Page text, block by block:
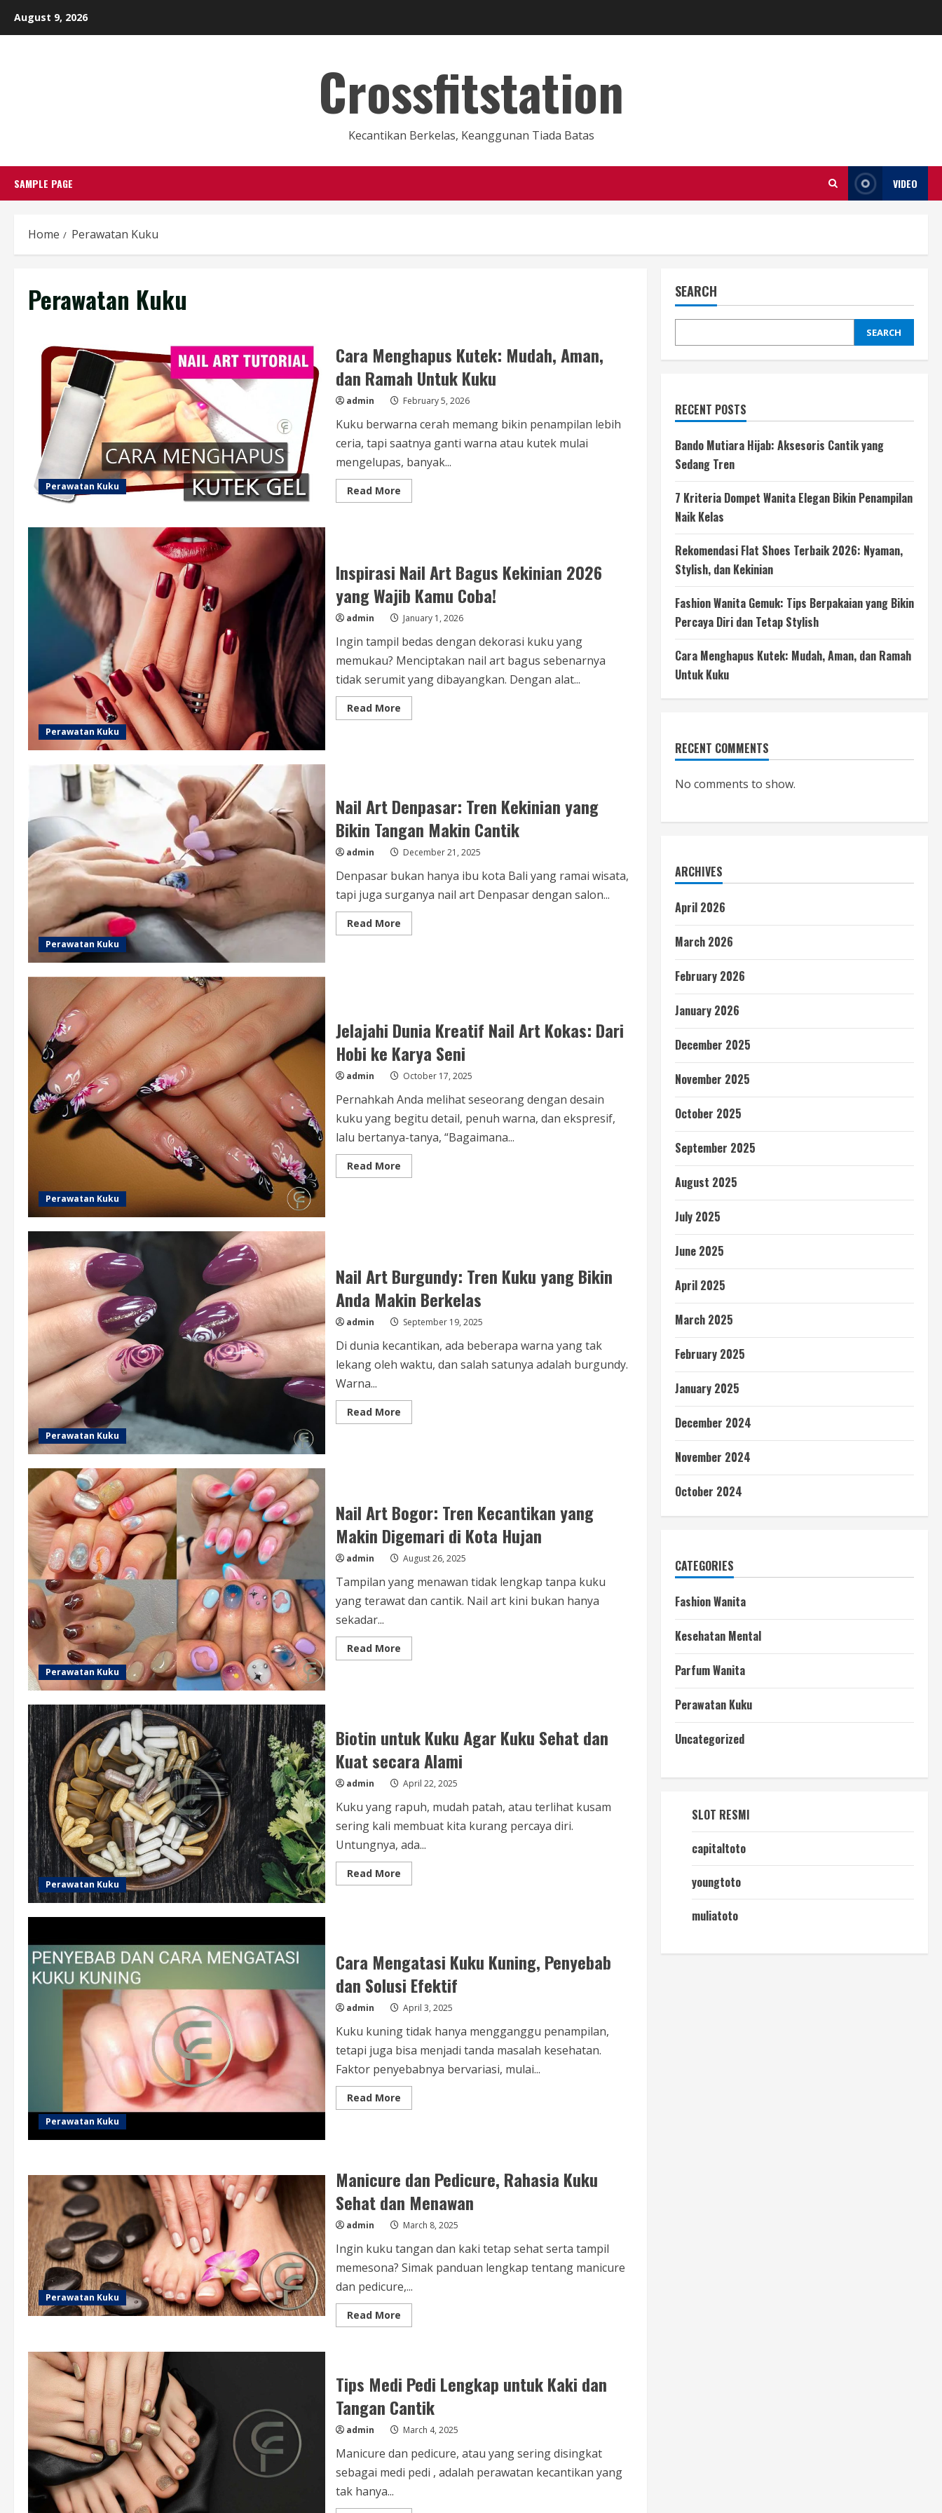
August 9, 2026
Crossfitstation
Kecantikan Berkelas, Keanggunan Tiada Batas
SAMPLE PAGE VIDEO
Home Perawatan Kuku
Perawatan Kuku
Perawatan Kuku
Cara Menghapus Kutek: Mudah, Aman,
dan Ramah Untuk Kuku
admin February 5, 2026
Kuku berwarna cerah memang bikin penampilan lebih
ceria, tapi saatnya ganti warna atau kutek mulai
mengelupas, banyak...
Read MoreRead
more
dan
Ramah
Untuk
Kuku
Perawatan Kuku
Inspirasi Nail Art Bagus Kekinian 2026
yang Wajib Kamu Coba!
admin January 1, 2026
Ingin tampil bedas dengan dekorasi kuku yang
memukau? Menciptakan nail art bagus sebenarnya
tidak serumit yang dibayangkan. Dengan alat...
Read MoreRead
more
Wajib
Kamu
Coba!
Perawatan Kuku
Nail Art Denpasar: Tren Kekinian yang
Bikin Tangan Makin Cantik
admin December 21, 2025
Denpasar bukan hanya ibu kota Bali yang ramai wisata,
tapi juga surganya nail art Denpasar dengan salon...
Read MoreRead
more
Makin
Cantik
Perawatan Kuku
Jelajahi Dunia Kreatif Nail Art Kokas: Dari
Hobi ke Karya Seni
admin October 17, 2025
Pernahkah Anda melihat seseorang dengan desain
kuku yang begitu detail, penuh warna, dan ekspresif,
lalu bertanya-tanya, “Bagaimana...
Read MoreRead
more
ke
Karya
Seni
Perawatan Kuku
Nail Art Burgundy: Tren Kuku yang Bikin
Anda Makin Berkelas
admin September 19, 2025
Di dunia kecantikan, ada beberapa warna yang tak
lekang oleh waktu, dan salah satunya adalah burgundy.
Warna...
Read MoreRead
more
Anda
Makin
Berkelas
Perawatan Kuku
Nail Art Bogor: Tren Kecantikan yang
Makin Digemari di Kota Hujan
admin August 26, 2025
Tampilan yang menawan tidak lengkap tanpa kuku
yang terawat dan cantik. Nail art kini bukan hanya
sekadar...
Read MoreRead
more
Makin
Digemari
di
Kota
Perawatan Kuku
Biotin untuk Kuku Agar Kuku Sehat dan
Kuat secara Alami
admin April 22, 2025
Kuku yang rapuh, mudah patah, atau terlihat kusam
sering kali membuat kita kurang percaya diri.
Untungnya, ada...
Read MoreRead
more
dan
Kuat
secara
Alami
Perawatan Kuku
Cara Mengatasi Kuku Kuning, Penyebab
dan Solusi Efektif
admin April 3, 2025
Kuku kuning tidak hanya mengganggu penampilan,
tetapi juga bisa menjadi tanda masalah kesehatan.
Faktor penyebabnya bervariasi, mulai...
Read MoreRead
more
dan
Solusi
Efektif
Perawatan Kuku
Manicure dan Pedicure, Rahasia Kuku
Sehat dan Menawan
admin March 8, 2025
Ingin kuku tangan dan kaki tetap sehat serta tampil
memesona? Simak panduan lengkap tentang manicure
dan pedicure,...
Read MoreRead
more
Kuku
Sehat
dan
Menawan
Tips Medi Pedi Lengkap untuk Kaki dan
Tangan Cantik
admin March 4, 2025
Manicure dan pedicure, atau yang sering disingkat
sebagai medi pedi , adalah perawatan kecantikan yang
tak hanya...
SEARCH
SEARCH
RECENT POSTS
Bando Mutiara Hijab: Aksesoris Cantik yang
Sedang Tren
7 Kriteria Dompet Wanita Elegan Bikin Penampilan
Naik Kelas
Rekomendasi Flat Shoes Terbaik 2026: Nyaman,
Stylish, dan Kekinian
Fashion Wanita Gemuk: Tips Berpakaian yang Bikin
Percaya Diri dan Tetap Stylish
Cara Menghapus Kutek: Mudah, Aman, dan Ramah
Untuk Kuku
RECENT COMMENTS
No comments to show.
ARCHIVES
April 2026
March 2026
February 2026
January 2026
December 2025
November 2025
October 2025
September 2025
August 2025
July 2025
June 2025
April 2025
March 2025
February 2025
January 2025
December 2024
November 2024
October 2024
CATEGORIES
Fashion Wanita
Kesehatan Mental
Parfum Wanita
Perawatan Kuku
Uncategorized
SLOT RESMI
capitaltoto
youngtoto
muliatoto